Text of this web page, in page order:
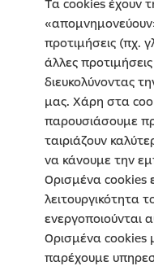
Τα cookies έχουν
προτιμήσεις (πχ.
άλλες
διευκολύνοντας
μας. Χάρη στα
παρουσιάσουμε
ταιριάζουν
να κάνουμε την
Ορισμένα cookies
λειτουργικότητα
ενεργοποιούνται
Ορισμένα cookies
παρέχουμε